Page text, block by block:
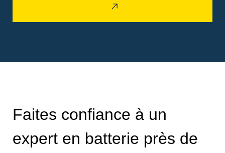
Faites confiance à un
expert en batterie près de